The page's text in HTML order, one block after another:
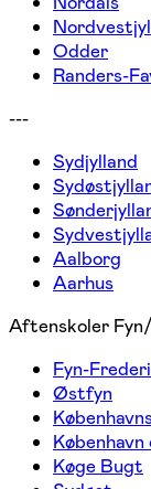
Odder
Randers-
---
Sydjylland
Aalborg
Aarhus
Aftenskoler
Fyn-
Østfyn
Køge Bugt